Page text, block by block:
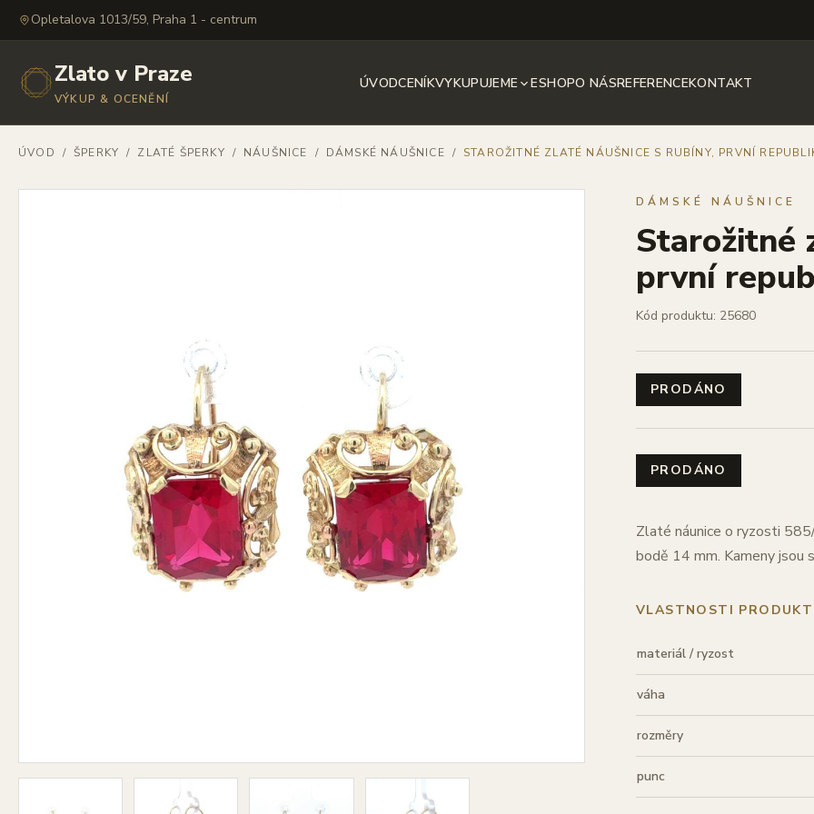
Opletalova 1013/59, Praha 1 - centrum
Zlato v Praze
VÝKUP & OCENĚNÍ
ÚVODCENÍKVYKUPUJEME ESHOPO NÁSREFERENCEKONTAKT
ÚVOD / ŠPERKY / ZLATÉ ŠPERKY / NÁUŠNICE / DÁMSKÉ NÁUŠNICE / STAROŽITNÉ ZLATÉ NÁUŠNICE S RUBÍNY, PRVNÍ
DÁMSKÉ NÁUŠNICE
Starožitné
první
Kód produktu: 25680
PRODÁNO
PRODÁNO
Zlaté náunice o ryzosti
bodě 14 mm. Kameny jsou
VLASTNOSTI
materiál / ryzost
váha
rozměry
punc